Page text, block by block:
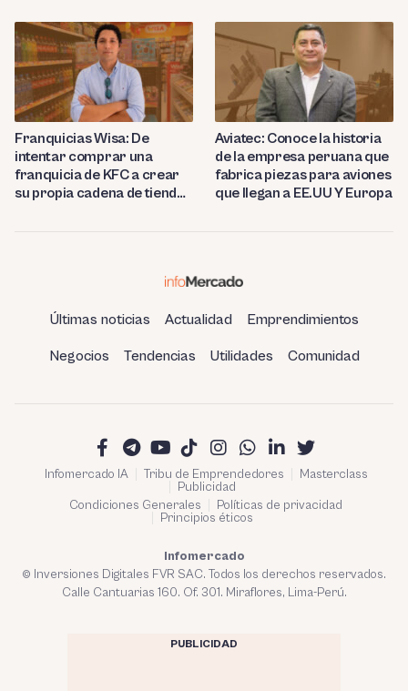
en Perú
Franquicias Wisa: De
intentar comprar una
franquicia de KFC a crear
su propia cadena de tiendas
Aviatec: Conoce la historia
de la empresa peruana que
fabrica piezas para aviones
que llegan a EE.UU Y Europa
Últimas noticias Actualidad Emprendimientos
Negocios Tendencias Utilidades Comunidad
Infomercado IA Tribu de Emprendedores
Masterclass
Publicidad
Condiciones Generales
Políticas de privacidad
Principios éticos
Infomercado
© Inversiones Digitales FVR SAC. Todos los derechos reservados.
Calle Cantuarias 160. Of. 301. Miraflores, Lima-Perú.
PUBLICIDAD